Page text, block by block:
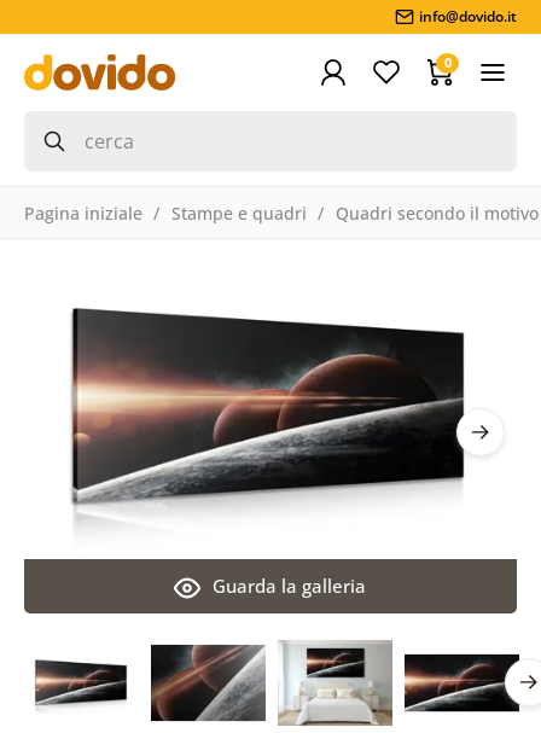
info@dovido.it
0
Pagina iniziale Stampe e quadri Quadri secondo il motivo
Guarda la galleria